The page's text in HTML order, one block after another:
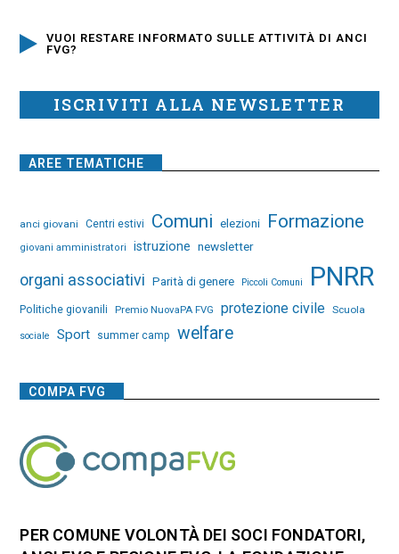
VUOI RESTARE INFORMATO SULLE ATTIVITÀ DI ANCI
FVG?
ISCRIVITI ALLA NEWSLETTER
AREE TEMATICHE
anci giovani Centri estivi Comuni elezioni Formazione
giovani amministratori istruzione newsletter
organi associativi Parità di genere Piccoli Comuni PNRR
Politiche giovanili Premio NuovaPA FVG protezione civile Scuola
sociale Sport summer camp welfare
COMPA FVG
PER COMUNE VOLONTÀ DEI SOCI FONDATORI,